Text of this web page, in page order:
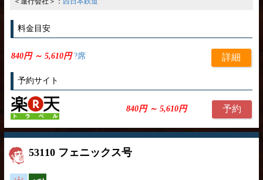
料金目安
840円 ～ 5,610円?席 詳細
予約サイト
840円 ～ 5,610円 予約
53110 フェニックス号